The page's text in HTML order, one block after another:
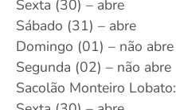
Sexta (30) – abre
Sábado (31) – abre
Domingo (01) – não abre
Segunda (02) – não abre
Sacolão Monteiro Lobato: